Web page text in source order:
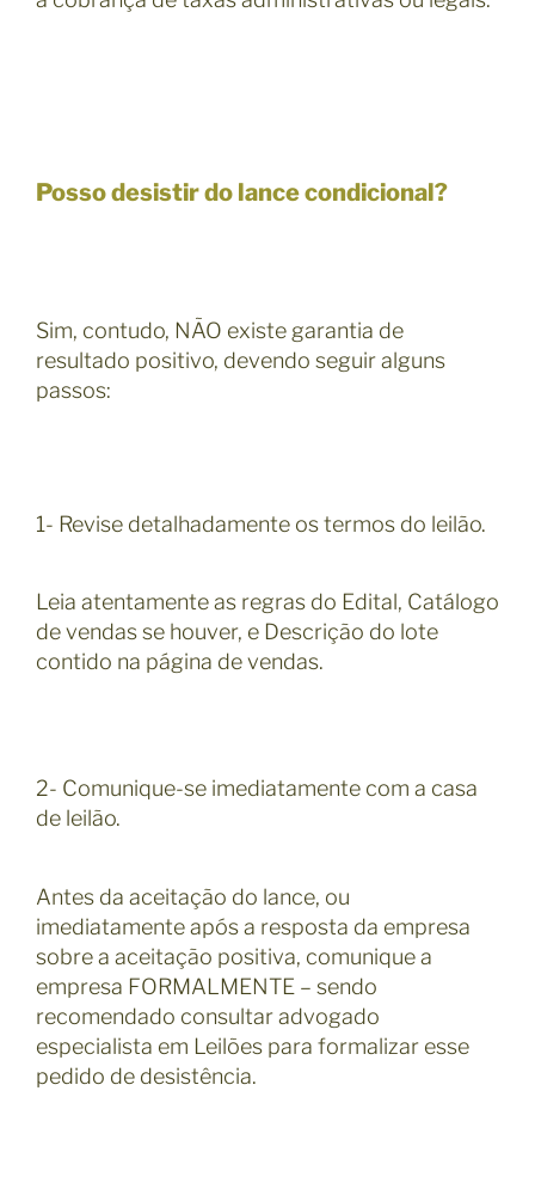
Posso desistir do lance condicional?
Sim, contudo, NÃO existe garantia de
resultado positivo, devendo seguir alguns
passos:
1- Revise detalhadamente os termos do leilão.
Leia atentamente as regras do Edital, Catálogo
de vendas se houver, e Descrição do lote
contido na página de vendas.
2- Comunique-se imediatamente com a casa
de leilão.
Antes da aceitação do lance, ou
imediatamente após a resposta da empresa
sobre a aceitação positiva, comunique a
empresa FORMALMENTE – sendo
recomendado consultar advogado
especialista em Leilões para formalizar esse
pedido de desistência.